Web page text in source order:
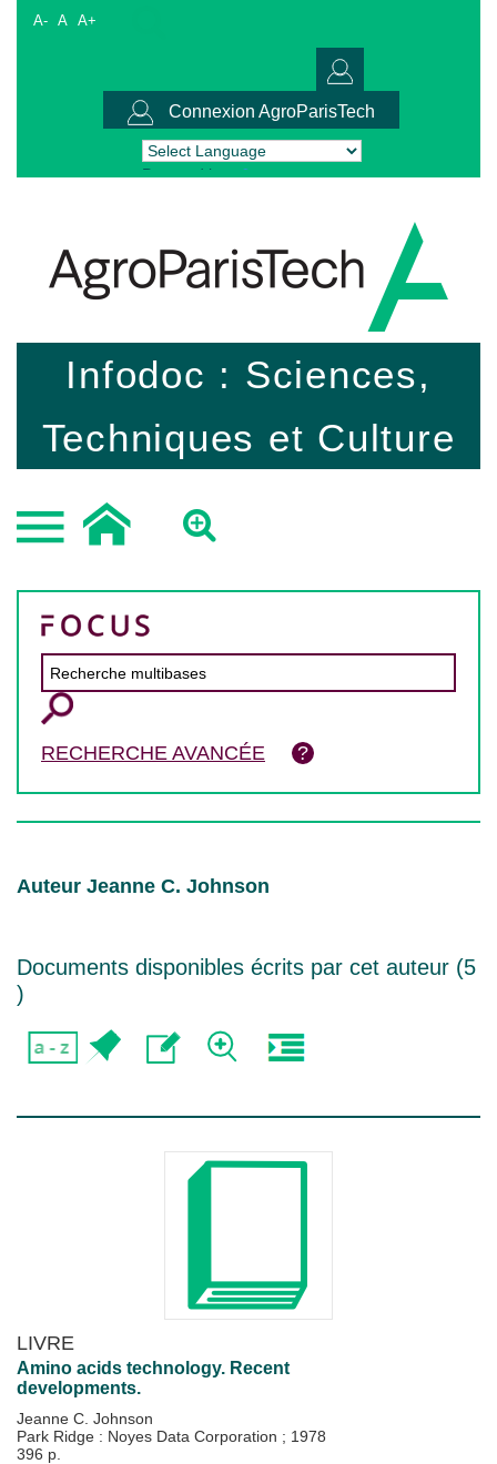
A- A A+
Connexion AgroParisTech
Powered by Translate
Infodoc : Sciences,
Techniques et Culture
RECHERCHE AVANCÉE
Auteur Jeanne C. Johnson
Documents disponibles écrits par cet auteur (5
)
LIVRE
Amino acids technology. Recent
developments.
Jeanne C. Johnson
Park Ridge : Noyes Data Corporation ; 1978
396 p.